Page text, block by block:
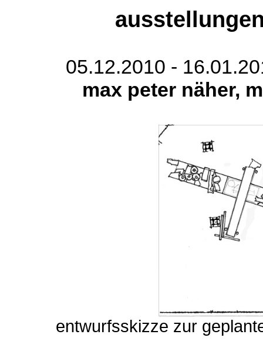
05.12.2010 -
max peter näher,
entwurfsskizze zur